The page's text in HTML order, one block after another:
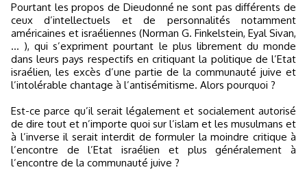
Pourtant les propos de Dieudonné ne sont pas différents de
ceux d’intellectuels et de personnalités notamment
américaines et israéliennes (Norman G. Finkelstein, Eyal Sivan,
… ), qui s’expriment pourtant le plus librement du monde
dans leurs pays respectifs en critiquant la politique de l’Etat
israélien, les excès d’une partie de la communauté juive et
l’intolérable chantage à l’antisémitisme. Alors pourquoi ?
Est-ce parce qu’il serait légalement et socialement autorisé
de dire tout et n’importe quoi sur l’islam et les musulmans et
à l’inverse il serait interdit de formuler la moindre critique à
l’encontre de l’Etat israélien et plus généralement à
l’encontre de la communauté juive ?